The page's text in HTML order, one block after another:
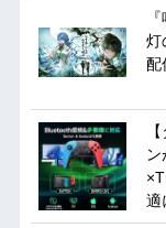
灯
配
適